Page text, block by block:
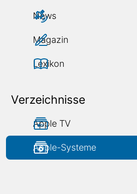
News
Magazin
Lexikon
Verzeichnisse
Apple TV
Apple-Systeme